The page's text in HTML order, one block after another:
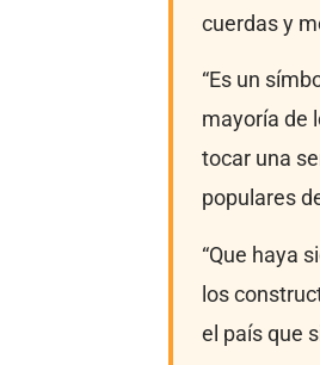
cuerdas y
“Es un
mayoría de
tocar una
populares
“Que haya
los
el país que